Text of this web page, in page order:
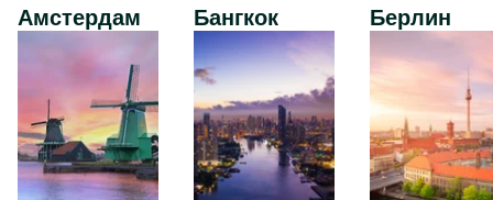
Амстердам
Бангкок Берлин